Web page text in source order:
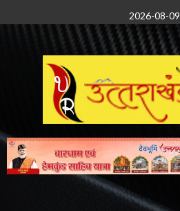
to
2026-08-09